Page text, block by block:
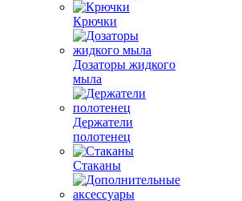
Крючки
Дозаторы жидкого
мыла
Держатели
полотенец
Стаканы